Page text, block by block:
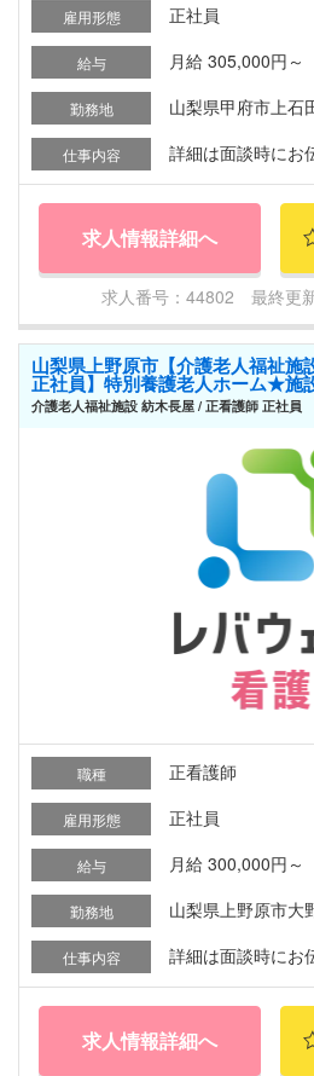
雇用形態 正社員
給与 月給 305,000円～
勤務地 山梨県甲府市上石
仕事内容 詳細は面談時にお
求人情報詳細へ
求人番号：44802 最終更
山梨県上野原市【介護老人福祉施
正社員】特別養護老人ホーム★施
介護老人福祉施設 紡木長屋 / 正看護師 正社員
職種 正看護師
雇用形態 正社員
給与 月給 300,000円～
勤務地 山梨県上野原市大
仕事内容 詳細は面談時にお
求人情報詳細へ